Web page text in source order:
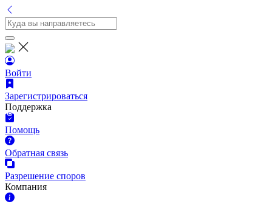
Войти
Зарегистрироваться
Поддержка
Помощь
Обратная связь
Разрешение споров
Компания